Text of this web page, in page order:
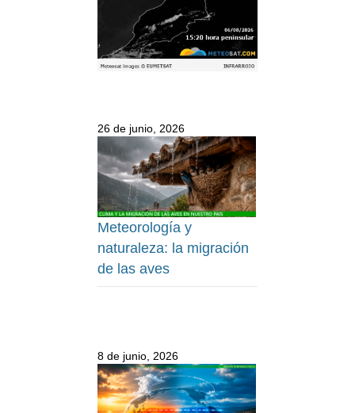
26 de junio, 2026
Meteorología y
naturaleza: la migración
de las aves
8 de junio, 2026